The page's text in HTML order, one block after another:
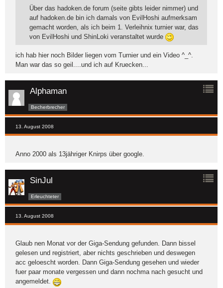
Über das hadoken.de forum (seite gibts leider nimmer) und
auf hadoken.de bin ich damals von EvilHoshi aufmerksam
gemacht worden, als ich beim 1. Verleihnix turnier war, das
von EvilHoshi und ShinLoki veranstaltet wurde
ich hab hier noch Bilder liegen vom Turnier und ein Video ^_^.
Man war das so geil....und ich auf Kruecken...
Alphaman
Becherbrecher
13. August 2008
Anno 2000 als 13jähriger Knirps über google.
SinJul
Erleuchteter
13. August 2008
Glaub nen Monat vor der Giga-Sendung gefunden. Dann bissel
gelesen und registriert, aber nichts geschrieben und deswegen
acc geloescht worden. Dann Giga-Sendung gesehen und wieder
fuer paar monate vergessen und dann nochma nach gesucht und
angemeldet.